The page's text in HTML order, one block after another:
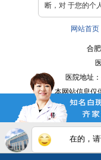
断，对 于您的个
网站首页
合
医院地址
注：本网站信息仅
药物或进行治疗时
在的，
您的白斑在
白斑在线问